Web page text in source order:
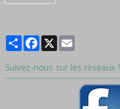
PartagerFacebook
Suivez-nous sur les réseaux !